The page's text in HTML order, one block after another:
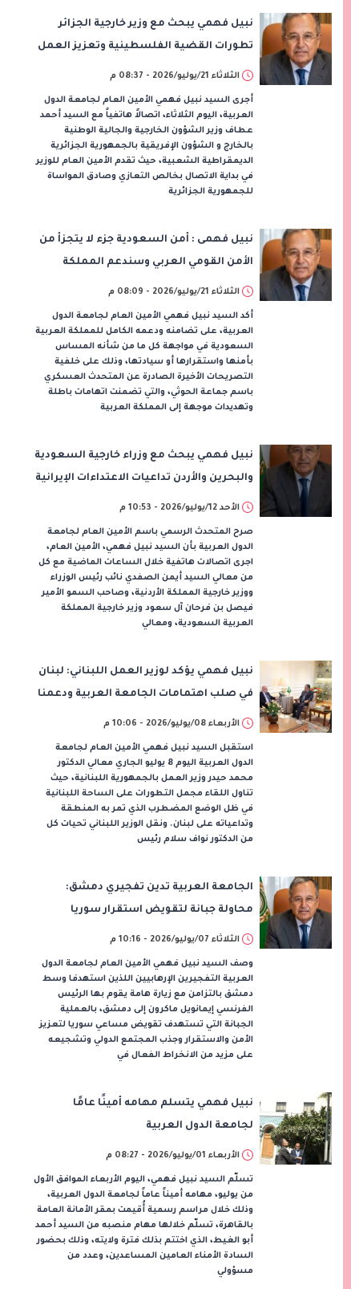
نبيل فهمي يبحث مع وزير خارجية الجزائر
تطورات القضية الفلسطينية وتعزيز العمل
العربي المشترك
الثلاثاء 21/يوليو/2026 - 08:37 م
أجرى السيد نبيل فهمي الأمين العام لجامعة الدول
العربية، اليوم الثلاثاء، اتصالاً هاتفياً مع السيد أحمد
عطاف وزير الشؤون الخارجية والجالية الوطنية
بالخارج و الشؤون الإفريقية بالجمهورية الجزائرية
الديمقراطية الشعبية، حيث تقدم الأمين العام للوزير
في بداية الاتصال بخالص التعازي وصادق المواساة
للجمهورية الجزائرية
نبيل فهمى : أمن السعودية جزء لا يتجزأ من
الأمن القومي العربي وسندعم المملكة
الثلاثاء 21/يوليو/2026 - 08:09 م
أكد السيد نبيل فهمي الأمين العام لجامعة الدول
العربية، على تضامنه ودعمه الكامل للمملكة العربية
السعودية في مواجهة كل ما من شأنه المساس
بأمنها واستقرارها أو سيادتها، وذلك على خلفية
التصريحات الأخيرة الصادرة عن المتحدث العسكري
باسم جماعة الحوثي، والتي تضمنت اتهامات باطلة
وتهديدات موجهة إلى المملكة العربية
نبيل فهمي يبحث مع وزراء خارجية السعودية
والبحرين والأردن تداعيات الاعتداءات الإيرانية
الأحد 12/يوليو/2026 - 10:53 م
صرح المتحدث الرسمي باسم الأمين العام لجامعة
الدول العربية بأن السيد نبيل فهمي، الأمين العام،
اجرى اتصالات هاتفية خلال الساعات الماضية مع كل
من معالي السيد أيمن الصفدي نائب رئيس الوزراء
ووزير خارجية المملكة الأردنية، وصاحب السمو الأمير
فيصل بن فرحان آل سعود وزير خارجية المملكة
العربية السعودية، ومعالي
نبيل فهمي يؤكد لوزير العمل اللبناني: لبنان
في صلب اهتمامات الجامعة العربية ودعمنا
له مستمر
الأربعاء 08/يوليو/2026 - 10:06 م
استقبل السيد نبيل فهمي الأمين العام لجامعة
الدول العربية اليوم 8 يوليو الجاري معالي الدكتور
محمد حيدر وزير العمل بالجمهورية اللبنانية، حيث
تناول اللقاء مجمل التطورات على الساحة اللبنانية
في ظل الوضع المضطرب الذي تمر به المنطقة
وتداعياته على لبنان. ونقل الوزير اللبناني تحيات كل
من الدكتور نواف سلام رئيس
الجامعة العربية تدين تفجيري دمشق:
محاولة جبانة لتقويض استقرار سوريا
الثلاثاء 07/يوليو/2026 - 10:16 م
وصف السيد نبيل فهمي الأمين العام لجامعة الدول
العربية التفجيرين الإرهابيين اللذين استهدفا وسط
دمشق بالتزامن مع زيارة هامة يقوم بها الرئيس
الفرنسي إيمانويل ماكرون إلى دمشق، بالعملية
الجبانة التي تستهدف تقويض مساعي سوريا لتعزيز
الأمن والاستقرار وجذب المجتمع الدولي وتشجيعه
على مزيد من الانخراط الفعال في
نبيل فهمي يتسلم مهامه أمينًا عامًا
لجامعة الدول العربية
الأربعاء 01/يوليو/2026 - 08:27 م
تسلّم السيد نبيل فهمي، اليوم الأربعاء الموافق الأول
من يوليو، مهامه أميناً عاماً لجامعة الدول العربية،
وذلك خلال مراسم رسمية أُقيمت بمقر الأمانة العامة
بالقاهرة، تسلّم خلالها مهام منصبه من السيد أحمد
أبو الغيط، الذي اختتم بذلك فترة ولايته، وذلك بحضور
السادة الأمناء العامين المساعدين، وعدد من
مسؤولي